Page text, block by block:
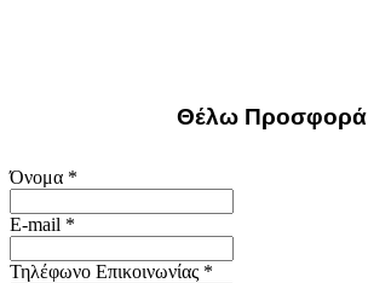
Θέλω Προσφορά
Όνομα *
E-mail *
Τηλέφωνο Επικοινωνίας *